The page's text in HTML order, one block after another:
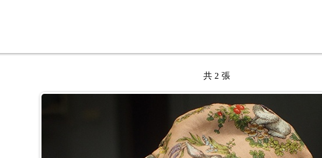
共 2 張